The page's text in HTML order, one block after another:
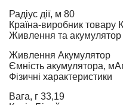
Радіус дії, м 80
Країна-виробник товару
Живлення та акумулятор
Живлення Акумулятор
Ємність акумулятора,
Фізичні характеристики
Вага, г 33,19